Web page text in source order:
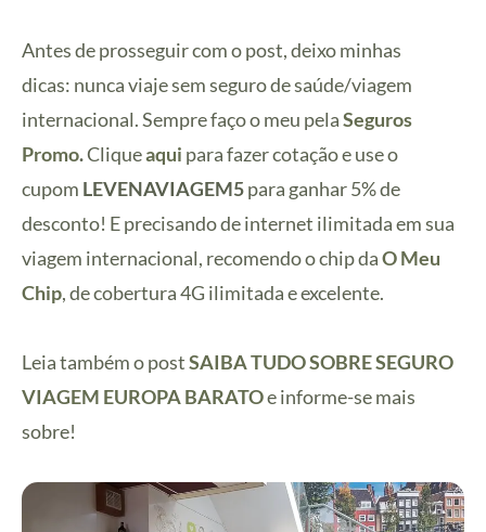
Antes de prosseguir com o post, deixo minhas
dicas: nunca viaje sem seguro de saúde/viagem
internacional. Sempre faço o meu pelaSeguros
Promo.Cliqueaqui para fazer cotação e use o
cupom LEVENAVIAGEM5para ganhar 5% de
desconto! E precisando de internet ilimitada em sua
viagem internacional, recomendo o chip daO Meu
Chip, de cobertura 4G ilimitada e excelente.
Leia também o postSAIBA TUDO SOBRE SEGURO
VIAGEM EUROPA BARATOe informe-se mais
sobre!